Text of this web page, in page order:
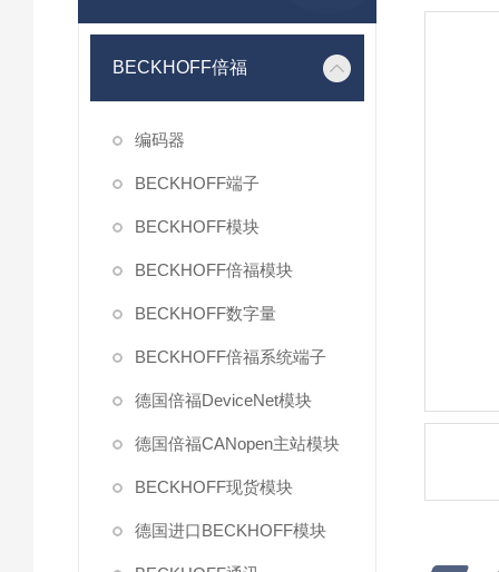
BECKHOFF倍福
编码器
BECKHOFF端子
BECKHOFF模块
BECKHOFF倍福模块
BECKHOFF数字量
BECKHOFF倍福系统端子
德国倍福DeviceNet模块
德国倍福CANopen主站模块
BECKHOFF现货模块
德国进口BECKHOFF模块